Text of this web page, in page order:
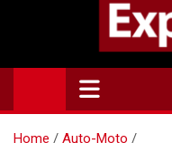
Rychlé zprávy po celý
Home
Auto-Moto